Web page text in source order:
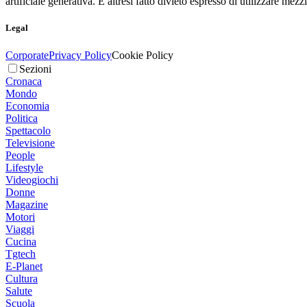
Legal
CorporatePrivacy PolicyCookie Policy
Sezioni
Cronaca
Mondo
Economia
Politica
Spettacolo
Televisione
People
Lifestyle
Videogiochi
Donne
Magazine
Motori
Viaggi
Cucina
Tgtech
E-Planet
Cultura
Salute
Scuola